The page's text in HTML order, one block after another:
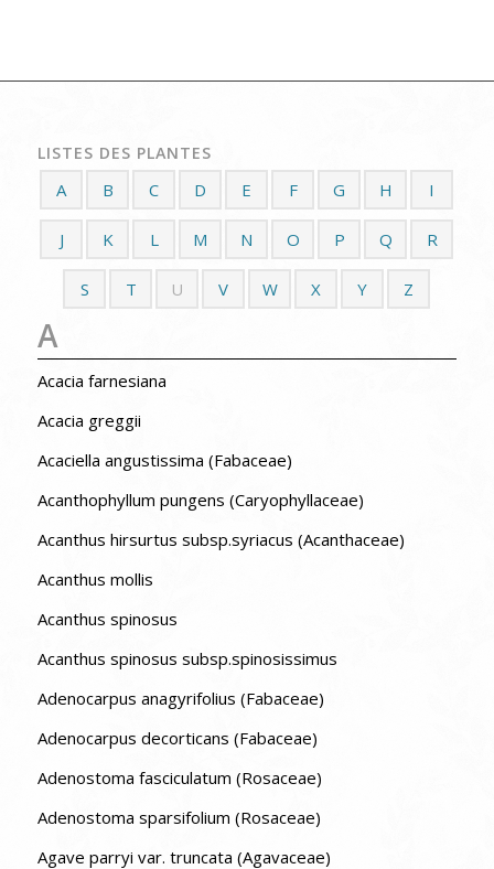
LISTES DES PLANTES
A B C D E F G H I
J K L M N O P Q R
S T U V W X Y Z
A
Acacia farnesiana
Acacia greggii
Acaciella angustissima (Fabaceae)
Acanthophyllum pungens (Caryophyllaceae)
Acanthus hirsurtus subsp.syriacus (Acanthaceae)
Acanthus mollis
Acanthus spinosus
Acanthus spinosus subsp.spinosissimus
Adenocarpus anagyrifolius (Fabaceae)
Adenocarpus decorticans (Fabaceae)
Adenostoma fasciculatum (Rosaceae)
Adenostoma sparsifolium (Rosaceae)
Agave parryi var. truncata (Agavaceae)